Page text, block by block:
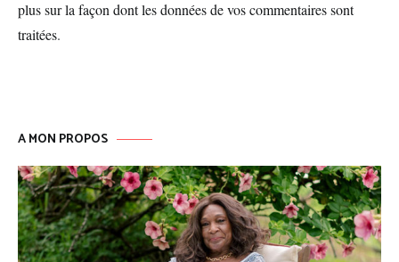
plus sur la façon dont les données de vos commentaires sont
traitées.
A MON PROPOS